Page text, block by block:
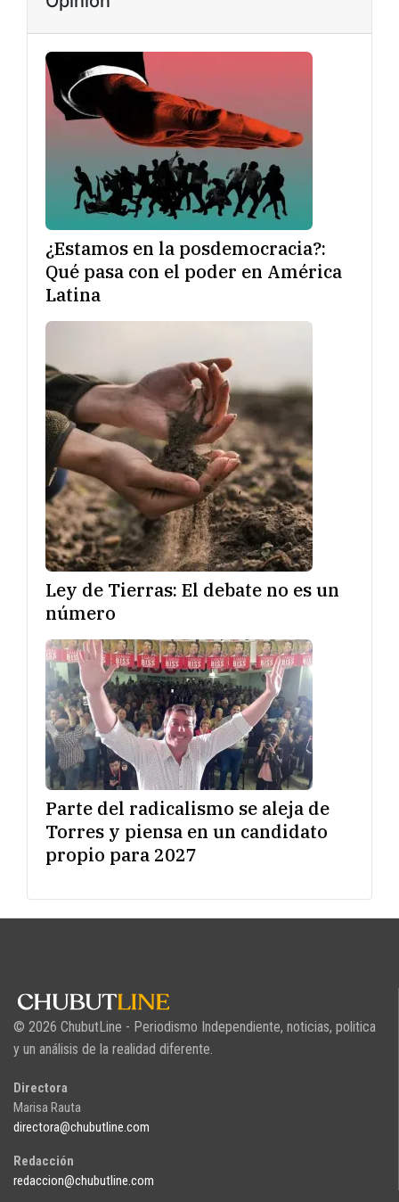
¿Estamos en la posdemocracia?:
Qué pasa con el poder en América
Latina
Ley de Tierras: El debate no es un
número
Parte del radicalismo se aleja de
Torres y piensa en un candidato
propio para 2027
© 2026 ChubutLine - Periodismo Independiente, noticias, politica
y un análisis de la realidad diferente.
Directora
Marisa Rauta
directora@chubutline.com
Redacción
redaccion@chubutline.com